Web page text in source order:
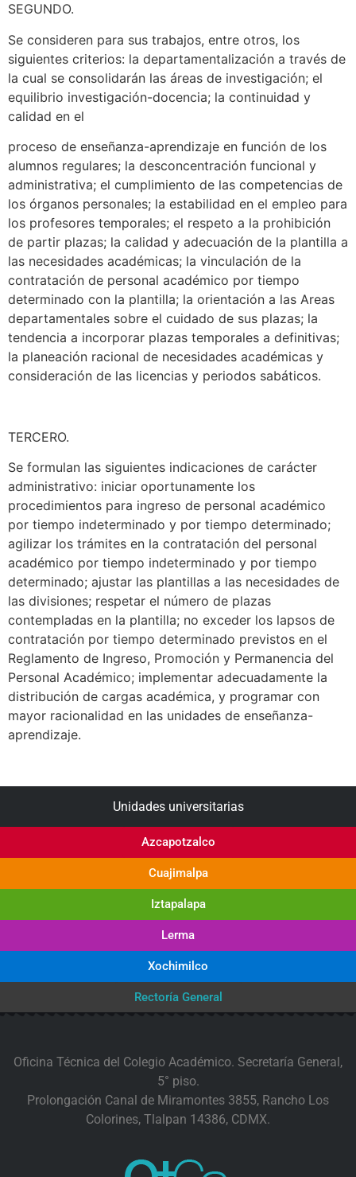
SEGUNDO.
Se consideren para sus trabajos, entre otros, los
siguientes criterios: la departamentalización a través de
la cual se consolidarán las áreas de investigación; el
equilibrio investigación-docencia; la continuidad y
calidad en el
proceso de enseñanza-aprendizaje en función de los
alumnos regulares; la desconcentración funcional y
administrativa; el cumplimiento de las competencias de
los órganos personales; la estabilidad en el empleo para
los profesores temporales; el respeto a la prohibición
de partir plazas; la calidad y adecuación de la plantilla a
las necesidades académicas; la vinculación de la
contratación de personal académico por tiempo
determinado con la plantilla; la orientación a las Areas
departamentales sobre el cuidado de sus plazas; la
tendencia a incorporar plazas temporales a definitivas;
la planeación racional de necesidades académicas y
consideración de las licencias y periodos sabáticos.
TERCERO.
Se formulan las siguientes indicaciones de carácter
administrativo: iniciar oportunamente los
procedimientos para ingreso de personal académico
por tiempo indeterminado y por tiempo determinado;
agilizar los trámites en la contratación del personal
académico por tiempo indeterminado y por tiempo
determinado; ajustar las plantillas a las necesidades de
las divisiones; respetar el número de plazas
contempladas en la plantilla; no exceder los lapsos de
contratación por tiempo determinado previstos en el
Reglamento de Ingreso, Promoción y Permanencia del
Personal Académico; implementar adecuadamente la
distribución de cargas académica, y programar con
mayor racionalidad en las unidades de enseñanza-
aprendizaje.
Unidades universitarias
Azcapotzalco
Cuajimalpa
Iztapalapa
Lerma
Xochimilco
Rectoría General
Oficina Técnica del Colegio Académico. Secretaría General,
5° piso.
Prolongación Canal de Miramontes 3855, Rancho Los
Colorines, Tlalpan 14386, CDMX.